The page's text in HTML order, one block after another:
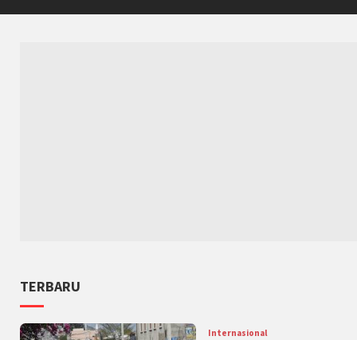
TERBARU
Internasional